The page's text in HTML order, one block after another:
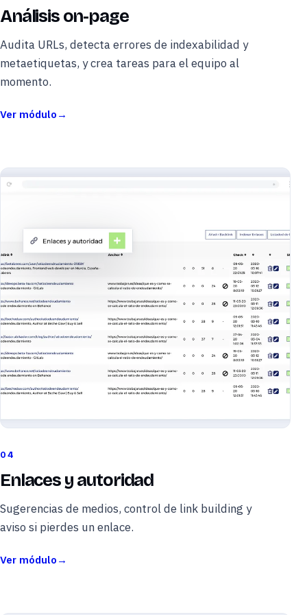
Análisis on-page
Audita URLs, detecta errores de indexabilidad y
metaetiquetas, y crea tareas para el equipo al
momento.
Ver módulo →
04
Enlaces y autoridad
Sugerencias de medios, control de link building y
aviso si pierdes un enlace.
Ver módulo →